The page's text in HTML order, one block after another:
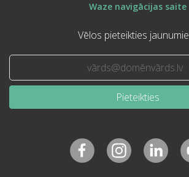
Waze navigācijas saite
Vēlos pieteikties
Pieteikties